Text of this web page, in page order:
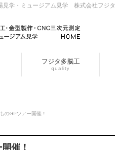
見学・ミュージアム見学 株式会社フジタ
フジタ多脳工
quality
のGPツアー開催！
催！